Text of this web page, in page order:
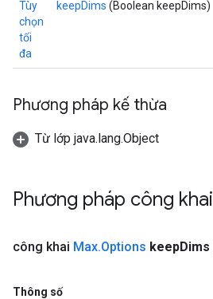
Tùy
chọn
tối
đa
keepDims (Boolean keepDims)
Phương pháp kế thừa
Từ lớp java.lang.Object
Phương pháp công khai
công khai Max.Options keepDims
Thông số